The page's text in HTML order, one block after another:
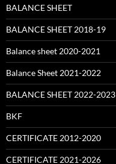
BALANCE SHEET
BALANCE SHEET 2018-19
Balance sheet 2020-2021
Balance Sheet 2021-2022
BALANCE SHEET 2022-2023
BKF
CERTIFICATE 2012-2020
CERTIFICATE 2021-2026